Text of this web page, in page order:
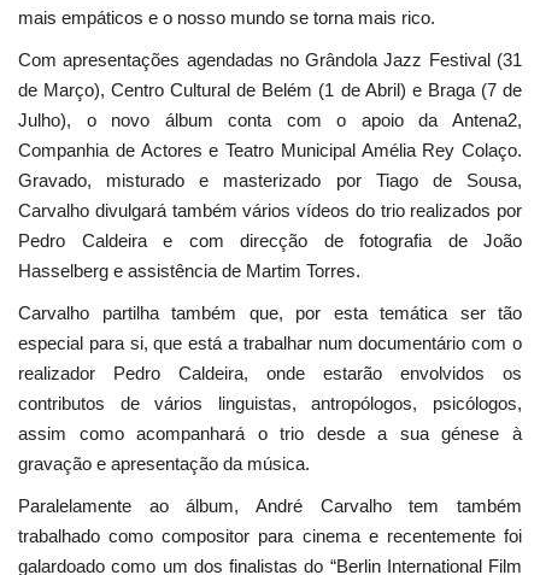
mais empáticos e o nosso mundo se torna mais rico.
Com apresentações agendadas no Grândola Jazz Festival (31
de Março), Centro Cultural de Belém (1 de Abril) e Braga (7 de
Julho), o novo álbum conta com o apoio da Antena2,
Companhia de Actores e Teatro Municipal Amélia Rey Colaço.
Gravado, misturado e masterizado por Tiago de Sousa,
Carvalho divulgará também vários vídeos do trio realizados por
Pedro Caldeira e com direcção de fotografia de João
Hasselberg e assistência de Martim Torres.
Carvalho partilha também que, por esta temática ser tão
especial para si, que está a trabalhar num documentário com o
realizador Pedro Caldeira, onde estarão envolvidos os
contributos de vários linguistas, antropólogos, psicólogos,
assim como acompanhará o trio desde a sua génese à
gravação e apresentação da música.
Paralelamente ao álbum, André Carvalho tem também
trabalhado como compositor para cinema e recentemente foi
galardoado como um dos finalistas do “Berlin International Film